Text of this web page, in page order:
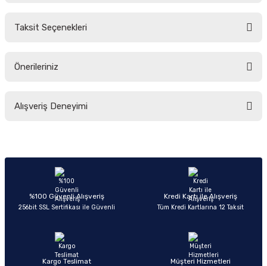
Taksit Seçenekleri
Önerileriniz
yetersiz gördüğünüz noktaları öneri formunu kullanarak tarafımıza
Ürün açıklamasında eksik bilgiler bulunuyor.
Ürün bilgilerinde hatalar bulunuyor.
Ürün fiyatı diğer sitelerden daha pahalı.
Alışveriş Deneyimi
Sitemize ilk yorumu siz yapın!
%100 Güvenli Alışveriş
256bit SSL Sertifikası ile Güvenli
Kredi Kartı ile Alışveriş
Tüm Kredi Kartlarına 12 Taksit
Kargo Teslimat Müşteri Hizmetleri